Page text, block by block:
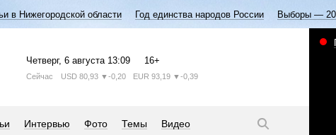
в Нижегородской области Год единства народов России Выборы —
Четверг, 6 августа 13:09 16+
Сейчас USD 80,93 ▼-0,20 EUR 93,19 ▼-0,39
Интервью Фото Темы Видео